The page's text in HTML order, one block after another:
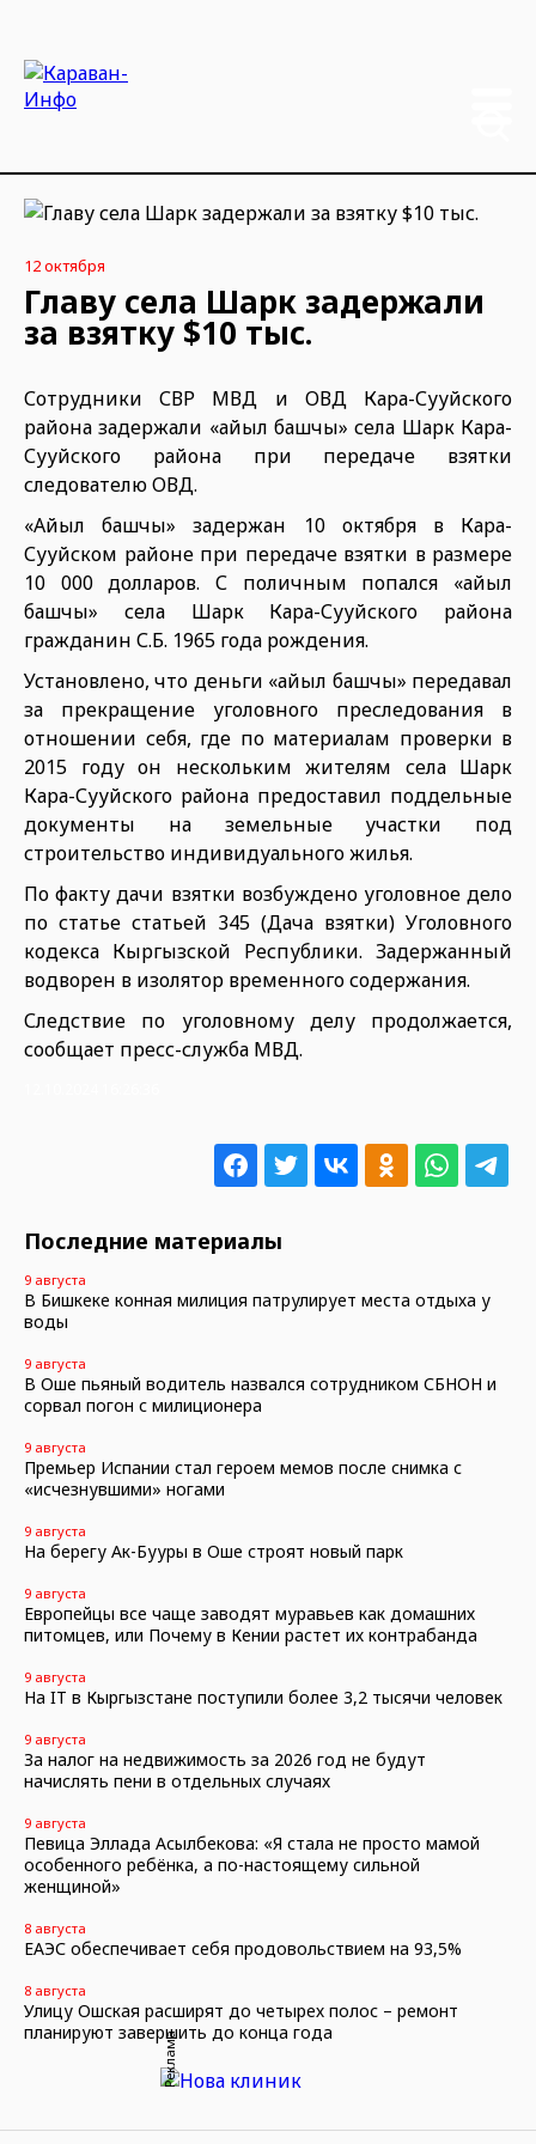
12 октября
Главу села Шарк задержали
за взятку $10 тыс.
Сотрудники СВР МВД и ОВД Кара-Сууйского
района задержали «айыл башчы» села Шарк Кара-
Сууйского района при передаче взятки
следователю ОВД.
«Айыл башчы» задержан 10 октября в Кара-
Сууйском районе при передаче взятки в размере
10 000 долларов. С поличным попался «айыл
башчы» села Шарк Кара-Сууйского района
гражданин С.Б. 1965 года рождения.
Установлено, что деньги «айыл башчы» передавал
за прекращение уголовного преследования в
отношении себя, где по материалам проверки в
2015 году он нескольким жителям села Шарк
Кара-Сууйского района предоставил поддельные
документы на земельные участки под
строительство индивидуального жилья.
По факту дачи взятки возбуждено уголовное дело
по статье статьей 345 (Дача взятки) Уголовного
кодекса Кыргызской Республики. Задержанный
водворен в изолятор временного содержания.
Следствие по уголовному делу продолжается,
сообщает пресс-служба МВД.
Последние материалы
9 августа
В Бишкеке конная милиция патрулирует места отдыха у
воды
9 августа
В Оше пьяный водитель назвался сотрудником СБНОН и
сорвал погон с милиционера
9 августа
Премьер Испании стал героем мемов после снимка с
«исчезнувшими» ногами
9 августа
На берегу Ак-Бууры в Оше строят новый парк
9 августа
Европейцы все чаще заводят муравьев как домашних
питомцев, или Почему в Кении растет их контрабанда
9 августа
На IT в Кыргызстане поступили более 3,2 тысячи человек
9 августа
За налог на недвижимость за 2026 год не будут
начислять пени в отдельных случаях
9 августа
Певица Эллада Асылбекова: «Я стала не просто мамой
особенного ребёнка, а по-настоящему сильной
женщиной»
8 августа
ЕАЭС обеспечивает себя продовольствием на 93,5%
8 августа
Улицу Ошская расширят до четырех полос – ремонт
планируют завершить до конца года
Реклама